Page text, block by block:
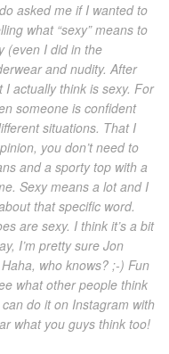
asked me if I wanted to
what “sexy” means to
(even I did in the
and nudity. After
I actually think is sexy. For
someone is confident
situations. That I
you don’t need to
and a sporty top with a
Sexy means a lot and I
that specific word.
are sexy. I think it’s a bit
I’m pretty sure Jon
who knows? ;-) Fun
what other people think
do it on Instagram with
what you guys think too!